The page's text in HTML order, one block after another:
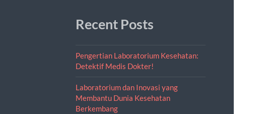
Recent Posts
Pengertian Laboratorium Kesehatan:
Detektif Medis Dokter!
Laboratorium dan Inovasi yang
Membantu Dunia Kesehatan
Berkembang